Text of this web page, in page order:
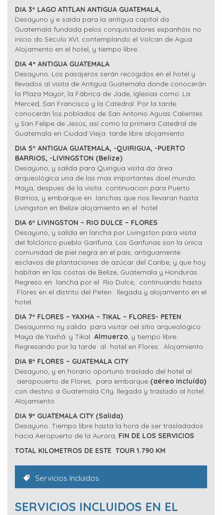
DIA 3º LAGO ATITLAN ANTIGUA GUATEMALA,
Desayuno y e saída para la antigua capital da
Guatemala fundada pelos conquistadores espanhóis no
inicio do Século XVI, contemplando el Volcan de Agua .
Alojamento en el hotel, y tiempo libre.
DIA 4º ANTIGUA GUATEMALA
Desayuno. Los pasajeros serán recogidos en el hotel y
llevados al visita de Antigua Guatemala donde conocerán
la Plaza Mayor, la Fábrica de Jade, Iglesias como: La
Merced, San Francisco y la Catedral. Por la tarde
conocerán los poblados de San Antonio Aguas Calientes
y San Felipe de Jesús, así como la primera Catedral de
Guatemala en Ciudad Vieja. tarde libre alojamiento
DIA 5º ANTIGUA GUATEMALA, -QUIRIGUA, -PUERTO
BARRIOS, -LIVINGSTON (Belize)
Desayuno, y salída para Quirigua visita da área
arqueológica una de las mas importantes doel mundo
Maya, despues de la visita continuacion para Puerto
Barrios, y embarque en lanchas que nos llevaran hasta
Livingston en Belize alojamiento en el hotel
DIA 6º LIVINGSTON – RIO DULCE – FLORES
Desayuno, y salída en lancha por Livingston para visita
del folclórico pueblo Garifuna. Los Garifunas son la única
comunidad de piel negra en el país, antiguamente
esclavos de plantaciones de azúcar del Caribe, y que hoy
habitan en las costas de Belize, Guatemala y Honduras.
Regreso en lancha por el Rio Dulce, continuando hasta
Flores en el distrito del Peten . llegada y alojamiento en el
hotel.
DIA 7º FLORES – YAXHA – TIKAL – FLORES- PETEN
Desayunmo ny salida para visitar oel sitio arqueológico
Maya de Yaxhá. y Tikal Almuerzo, y tiempo libre.
Regresando por la tarde al hotel en Flores . Alojamiento.
DIA 8º FLORES – GUATEMALA CITY
Desayuno, y en horario oportuno traslado del hotel al
aeropouerto de Flores, para embarque (aéreo incluído)
con destino a Guatemala City. llegada y traslado al hotel.
Alojamiento .
DIA 9º GUATEMALA CITY (Salida)
Desayuno. Tiempo libre hasta la hora de ser trasladados
hacia Aeropuerto de la Aurora, FIN DE LOS SERVICIOS
TOTAL KILOMETROS DE ESTE TOUR 1.790 KM
Servicios Incluidos
SERVICIOS INCLUIDOS EN EL